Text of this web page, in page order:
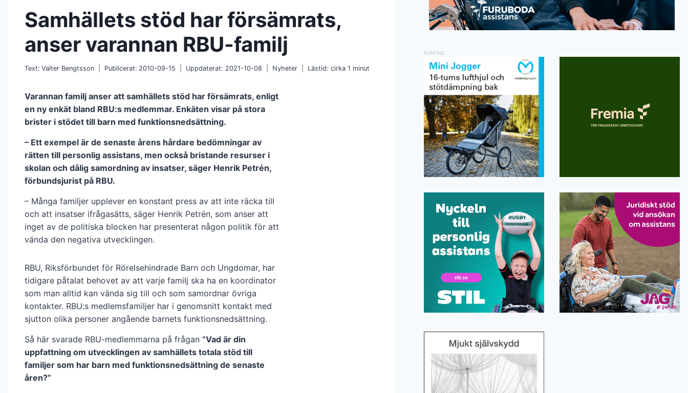
Samhällets stöd har försämrats,
anser varannan RBU-familj
Text: Valter Bengtsson Publicerat: 2010-09-15 Uppdaterat: 2021-10-08 Nyheter Lästid: cirka 1 minut
Varannan familj anser att samhällets stöd har försämrats, enligt
en ny enkät bland RBU:s medlemmar. Enkäten visar på stora
brister i stödet till barn med funktionsnedsättning.
– Ett exempel är de senaste årens hårdare bedömningar av
rätten till personlig assistans, men också bristande resurser i
skolan och dålig samordning av insatser, säger Henrik Petrén,
förbundsjurist på RBU.
– Många familjer upplever en konstant press av att inte räcka till
och att insatser ifrågasätts, säger Henrik Petrén, som anser att
inget av de politiska blocken har presenterat någon politik för att
vända den negativa utvecklingen.
RBU, Riksförbundet för Rörelsehindrade Barn och Ungdomar, har
tidigare påtalat behovet av att varje familj ska ha en koordinator
som man alltid kan vända sig till och som samordnar övriga
kontakter. RBU:s medlemsfamiljer har i genomsnitt kontakt med
sjutton olika personer angående barnets funktionsnedsättning.
Så här svarade RBU-medlemmarna på frågan ”Vad är din
uppfattning om utvecklingen av samhällets totala stöd till
familjer som har barn med funktionsnedsättning de senaste
åren?”
ANNONS